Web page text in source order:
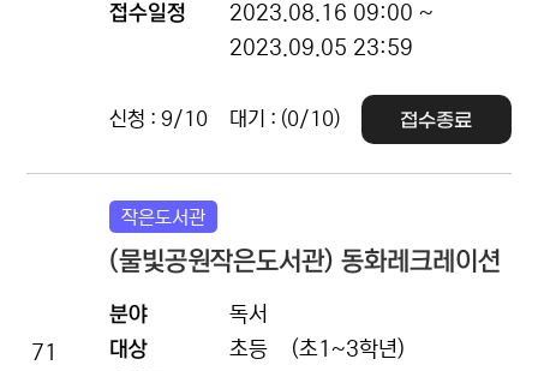
접수일정
2023.08.16 09:00 ~
2023.09.05 23:59
신청 : 9/10 대기 : (0/10) 접수종료
71
작은도서관
(물빛공원작은도서관) 동화레크레이션
분야
독서
대상
초등
(초1~3학년)